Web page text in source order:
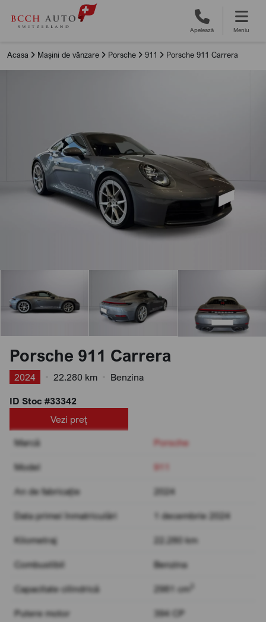
Apelează Meniu
Acasa Mașini de vânzare Porsche 911 Porsche 911 Carrera
Porsche 911 Carrera
2024 22.280 km
Benzina
ID Stoc #33342
Vezi preț
Marcă
Porsche
Model 911
An de fabricație 2024
Data primei înmatriculări 1 decembrie 2024
Kilometraj 22.280 km
Combustibil Benzina
Capacitate cilindrică 2981 cm
Putere motor 394 CP